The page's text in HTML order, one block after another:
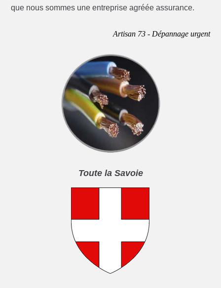
que nous sommes une entreprise agréée assurance.
Artisan 73 - Dépannage urgent
Toute la Savoie